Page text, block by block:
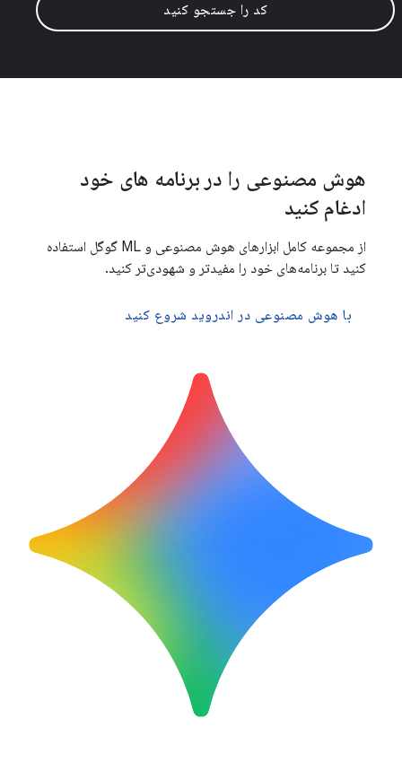
کد را جستجو کنید
هوش مصنوعی را در برنامه های خود
ادغام کنید
از مجموعه کامل ابزارهای هوش مصنوعی و ML گوگل استفاده
کنید تا برنامه‌های خود را مفیدتر و شهودی‌تر کنید.
با هوش مصنوعی در اندروید شروع کنید